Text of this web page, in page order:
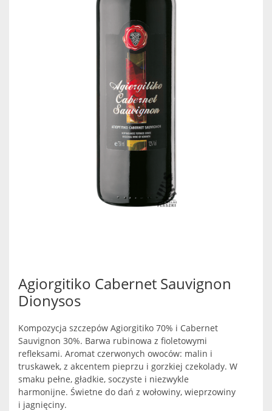
Agiorgitiko Cabernet Sauvignon
Dionysos
Kompozycja szczepów Agiorgitiko 70% i Cabernet
Sauvignon 30%. Barwa rubinowa z fioletowymi
refleksami. Aromat czerwonych owoców: malin i
truskawek, z akcentem pieprzu i gorzkiej czekolady. W
smaku pełne, gładkie, soczyste i niezwykle
harmonijne. Świetne do dań z wołowiny, wieprzowiny
i jagnięciny.